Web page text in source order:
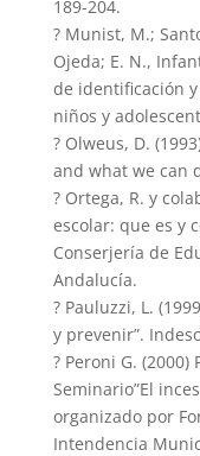
189-204.
? Munist, M.;
Ojeda; E. N.,
de identificación
niños y
? Olweus, D.
and what we can
? Ortega, R. y
escolar: que es y
Conserjería de
Andalucía.
? Pauluzzi, L.
y prevenir”.
? Peroni G.
Seminario”El
organizado por
Intendencia